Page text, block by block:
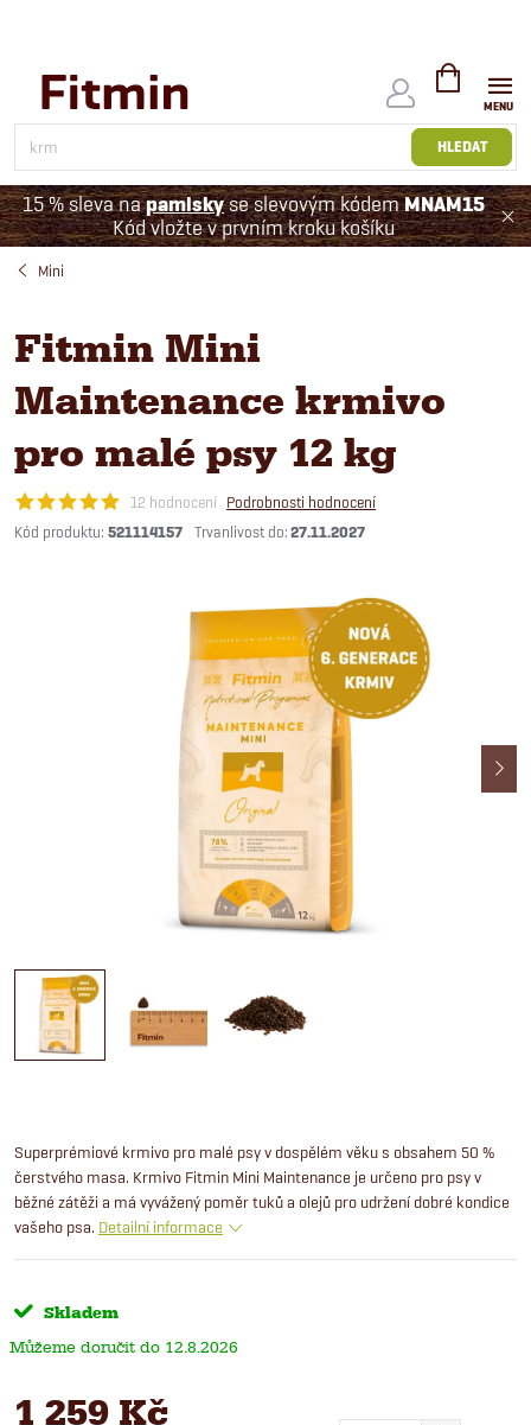
HLEDAT
NÁKUPNÍ
KOŠÍK
15 % sleva napamlskyse slevovým kódemMNAM15
Kód vložte v prvním kroku košíku
Mini
Fitmin Mini
Maintenance krmivo
pro malé psy 12 kg
12 hodnocení Podrobnosti hodnocení
Kód produktu: 521114157 27.11.2027
Superprémiové krmivo pro malé psy v dospělém věku s obsahem 50 %
čerstvého masa. Krmivo Fitmin Mini Maintenance je určeno pro psy v
běžné zátěži a má vyvážený poměr tuků a olejů pro udržení dobré kondice
vašeho psa. Detailní informace
Skladem
12.8.2026
1 259 Kč